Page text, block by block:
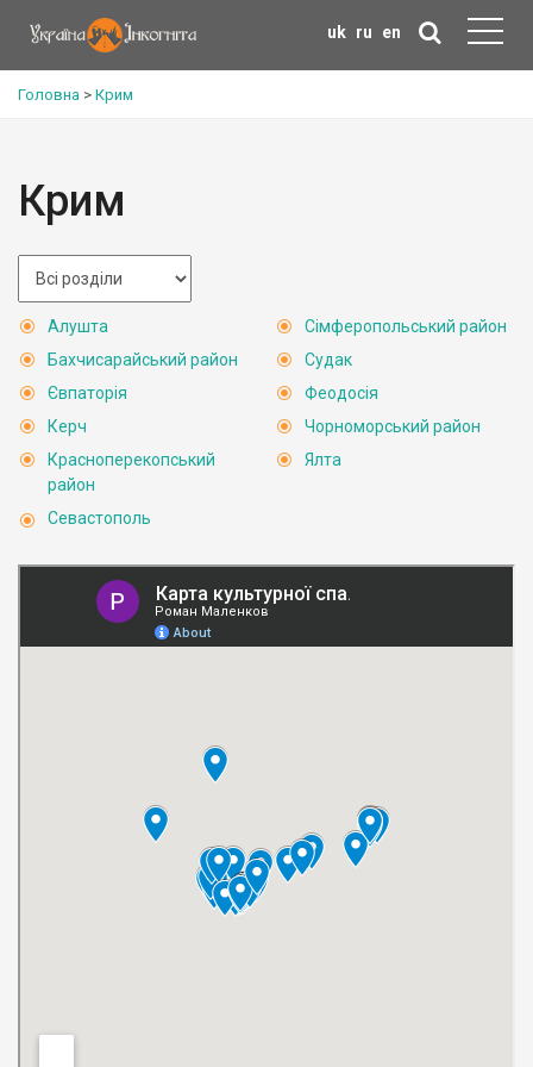
uk ru en
Головна > Крим
Крим
Алушта
Бахчисарайський район
Євпаторія
Керч
Красноперекопський
район
Севастополь
Сімферопольський район
Судак
Феодосія
Чорноморський район
Ялта